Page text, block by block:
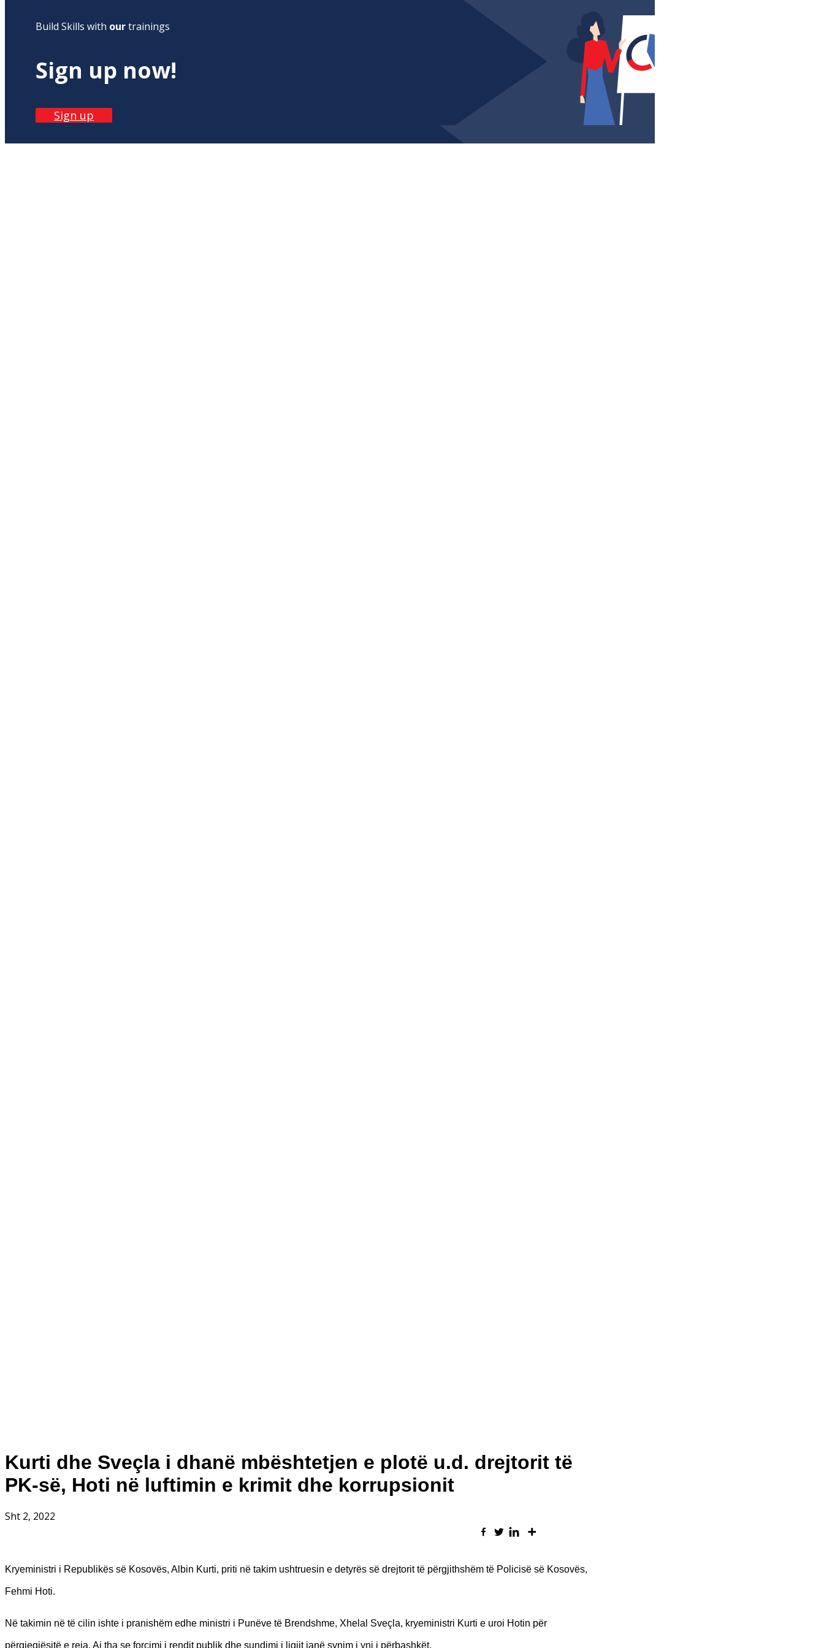
Build Skills with ourtrainings
Sign up now!
Sign up
Kurti dhe Sveçla i dhanë mbështetjen e plotë u.d. drejtorit të
PK-së, Hoti në luftimin e krimit dhe korrupsionit
Sht 2, 2022
Kryeministri i Republikës së Kosovës, Albin Kurti, priti në takim ushtruesin e detyrës së drejtorit të përgjithshëm të Policisë së Kosovës,
Fehmi Hoti.
Në takimin në të cilin ishte i pranishëm edhe ministri i Punëve të Brendshme, Xhelal Sveçla, kryeministri Kurti e uroi Hotin për
përgjegjësitë e reja. Ai tha se forcimi i rendit publik dhe sundimi i ligjit janë synim i yni i përbashkët.